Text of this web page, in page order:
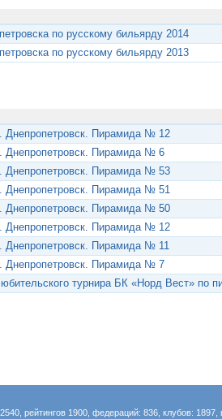
по русскому бильярду 2014
по русскому бильярду 2013
Днепропетровск. Пирамида № 12
Днепропетровск. Пирамида № 6
Днепропетровск. Пирамида № 53
Днепропетровск. Пирамида № 51
Днепропетровск. Пирамида № 50
Днепропетровск. Пирамида № 12
Днепропетровск. Пирамида № 11
Днепропетровск. Пирамида № 7
турнира БК «Норд Вест» по
рейтингов 1900, федераций: 836, клубов: